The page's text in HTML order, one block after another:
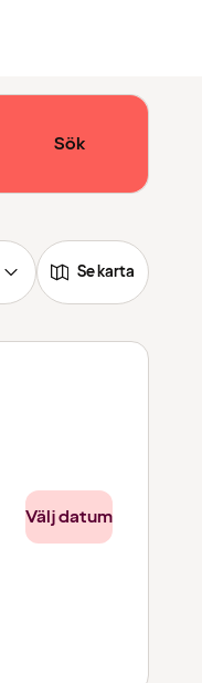
Sök
Se karta
Välj datum